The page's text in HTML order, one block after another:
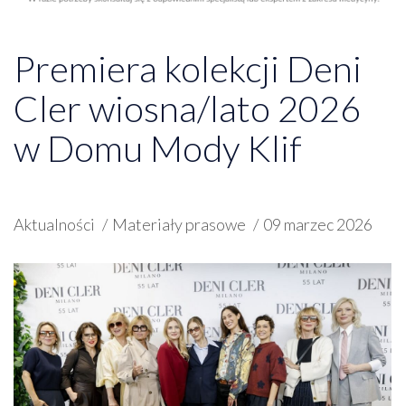
Premiera kolekcji Deni
Cler wiosna/lato 2026
w Domu Mody Klif
Aktualności Materiały prasowe 09 marzec 2026